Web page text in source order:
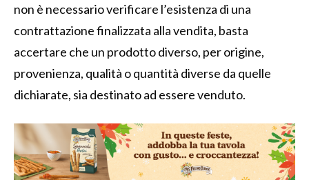
non è necessario verificare l’esistenza di una
contrattazione finalizzata alla vendita, basta
accertare che un prodotto diverso, per origine,
provenienza, qualità o quantità diverse da quelle
dichiarate, sia destinato ad essere venduto.